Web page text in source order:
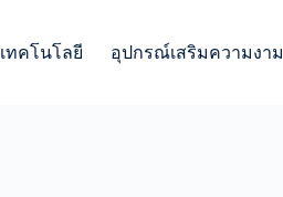
เทคโนโลยี อุปกรณ์เสริมความงาม